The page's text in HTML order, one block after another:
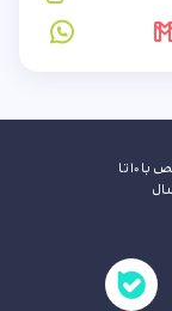
شــبکه توزیـع کتاب‌های شـاخص با ۱۰ تا